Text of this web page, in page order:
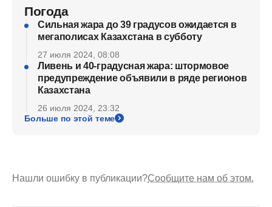
Погода
Сильная жара до 39 градусов ожидается в
мегаполисах Казахстана в субботу
27 июля 2024, 08:08
Ливень и 40-градусная жара: штормовое
предупреждение объявили в ряде регионов
Казахстана
26 июля 2024, 23:32
Больше по этой теме
Нашли ошибку в публикации?Сообщите нам об этом.